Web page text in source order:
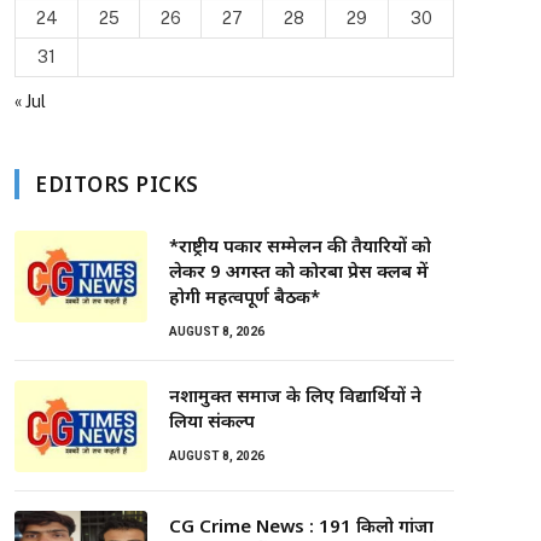
24
25 26 27 28 29
30
31
« Jul
EDITORS PICKS
*राष्ट्रीय पत्रकार सम्मेलन की तैयारियों को
लेकर 9 अगस्त को कोरबा प्रेस क्लब में
होगी महत्वपूर्ण बैठक*
AUGUST 8, 2026
नशामुक्त समाज के लिए विद्यार्थियों ने
लिया संकल्प
AUGUST 8, 2026
CG Crime News : 191 किलो गांजा